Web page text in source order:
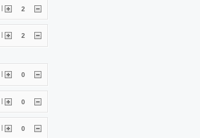
| 2
| 2
0
| 0
| 0